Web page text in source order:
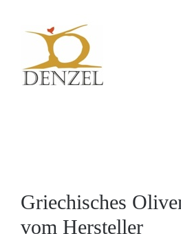
Griechisches
vom Hersteller